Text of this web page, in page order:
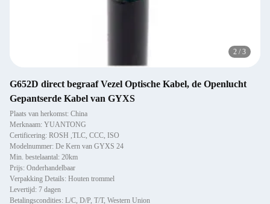
2 / 3
G652D direct begraaf Vezel Optische Kabel, de Openlucht
Gepantserde Kabel van GYXS
Plaats van herkomst: China
Merknaam: YUANTONG
Certificering: ROSH ,TLC, CCC, ISO
Modelnummer: De Kern van GYXS 24
Min. bestelaantal: 20km
Prijs: Onderhandelbaar
Verpakking Details: Houten trommel
Levertijd: 7 dagen
Betalingscondities: L/C, D/P, T/T, Western Union